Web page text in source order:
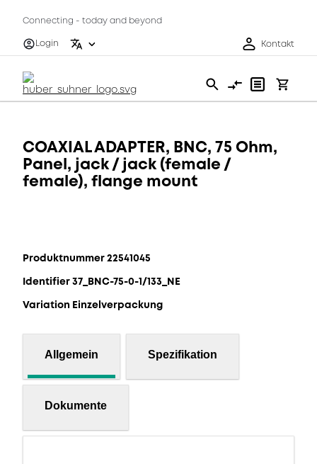
Connecting - today and beyond
Login
Kontakt
COAXIAL ADAPTER, BNC, 75 Ohm,
Panel, jack / jack (female /
female), flange mount
Produktnummer 22541045
Identifier 37_BNC-75-0-1/133_NE
Variation Einzelverpackung
Allgemein Spezifikation
Dokumente